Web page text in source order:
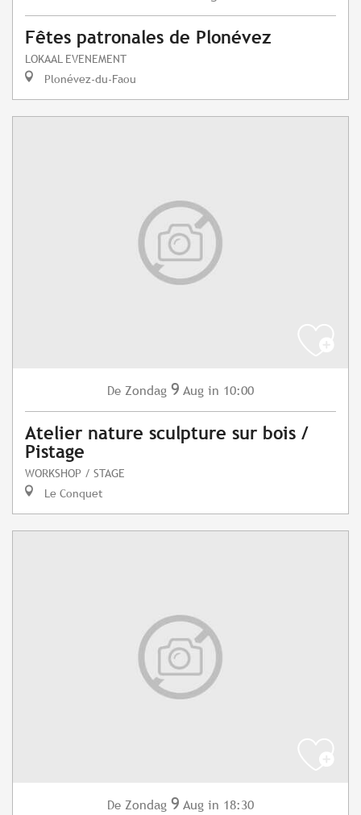
Fêtes patronales de Plonévez
LOKAAL EVENEMENT
Plonévez-du-Faou
De Zondag 9 Aug in 10:00
Atelier nature sculpture sur bois /
Pistage
WORKSHOP / STAGE
Le Conquet
De Zondag 9 Aug in 18:30